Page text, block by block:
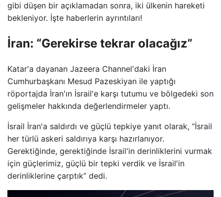
gibi düşen bir açıklamadan sonra, iki ülkenin hareketi
bekleniyor. İşte haberlerin ayrıntıları!
İran: “Gerekirse tekrar olacağız”
Katar'a dayanan Jazeera Channel'daki İran
Cumhurbaşkanı Mesud Pazeskiyan ile yaptığı
röportajda İran'ın İsrail'e karşı tutumu ve bölgedeki son
gelişmeler hakkında değerlendirmeler yaptı.
İsrail İran'a saldırdı ve güçlü tepkiye yanıt olarak, “İsrail
her türlü askeri saldırıya karşı hazırlanıyor.
Gerektiğinde, gerektiğinde İsrail'in derinliklerini vurmak
için güçlerimiz, güçlü bir tepki verdik ve İsrail'in
derinliklerine çarptık” dedi.